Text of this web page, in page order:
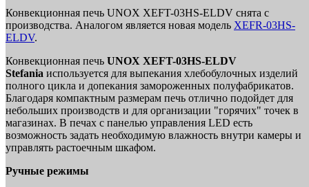
Конвекционная печь UNOX XEFT-03HS-ELDV снята с
производства. Аналогом является новая модель XEFR-03HS-
ELDV.
Конвекционная печь UNOX XEFT-03HS-ELDV
Stefania используется для выпекания хлебобулочных изделий
полного цикла и допекания замороженных полуфабрикатов.
Благодаря компактным размерам печь отлично подойдет для
небольших производств и для организации "горячих" точек в
магазинах. В печах с панелью управления LED есть
возможность задать необходимую влажность внутри камеры и
управлять растоечным шкафом.
Ручные режимы